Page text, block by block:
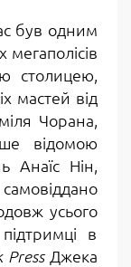
був одним
мегаполісів
столицею,
мастей від
Чорана,
відомою
Анаїс Нін,
усього
в
PressДжека